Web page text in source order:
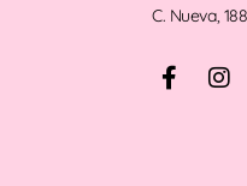
C. Nueva,